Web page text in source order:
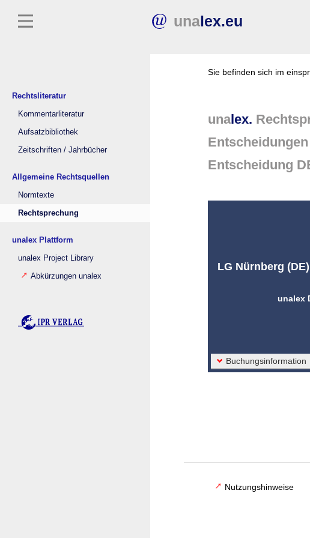
unalex.eu
Rechtsliteratur
Kommentarliteratur
Aufsatzbibliothek
Zeitschriften / Jahrbücher
Allgemeine Rechtsquellen
Normtexte
Rechtsprechung
unalex Plattform
unalex Project Library
Abkürzungen unalex
Sie befinden sich im
unalex.
Entscheidungen
Entscheidung
LG Nürnberg
unalex
Buchungsinformation
Nutzungshinweise